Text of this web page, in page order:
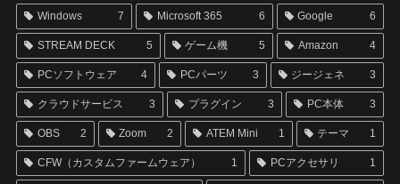
Windows 7 Microsoft 365 6 Google 6
STREAM DECK 5 ゲーム機 5 Amazon 4
PCソフトウェア 4 PCパーツ 3 ジージェネ 3
クラウドサービス 3 プラグイン 3 PC本体 3
OBS 2 Zoom 2 ATEM Mini 1 テーマ 1
CFW（カスタムファームウェア） 1 PCアクセサリ 1